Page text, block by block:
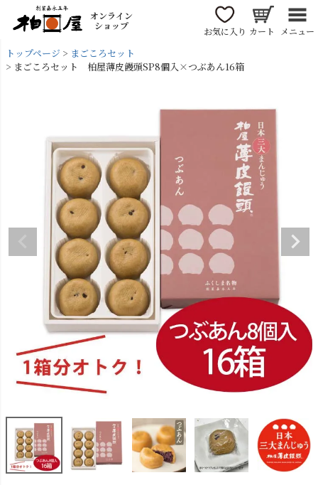
オンライン
ショップ
お気に入り カート メニュー
トップページ
まごころセット
まごころセット 柏屋薄皮饅頭SP8個入×つぶあん16箱